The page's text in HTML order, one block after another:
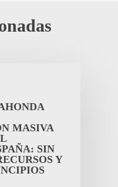
MASIVA
SIN
Y